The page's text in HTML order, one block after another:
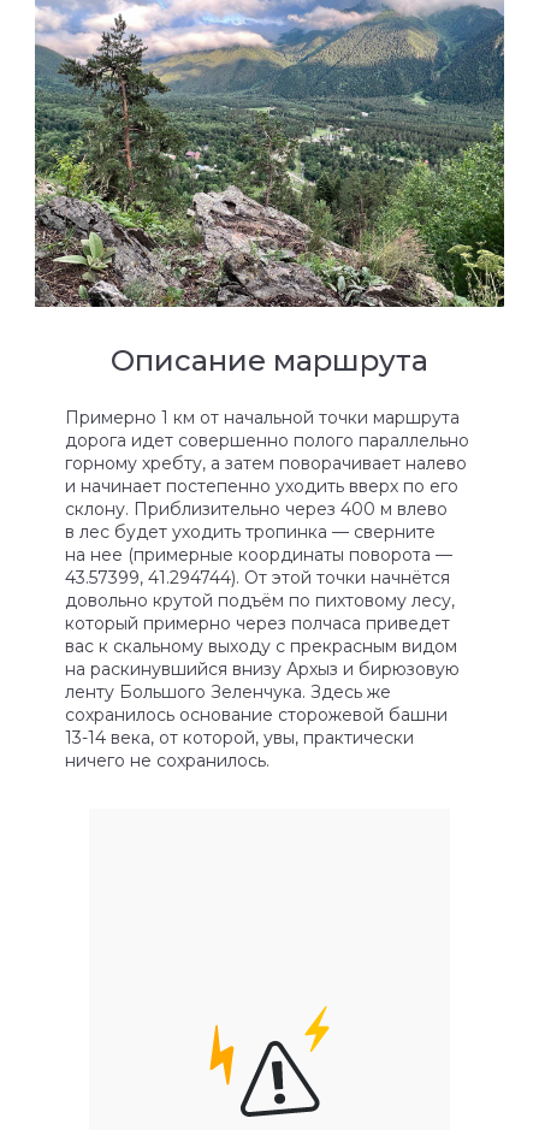
Описание маршрута
Примерно 1 км от начальной точки маршрута
дорога идет совершенно полого параллельно
горному хребту, а затем поворачивает налево
и начинает постепенно уходить вверх по его
склону. Приблизительно через 400 м влево
в лес будет уходить тропинка — сверните
на нее (примерные координаты поворота —
43.57399, 41.294744). От этой точки начнётся
довольно крутой подъём по пихтовому лесу,
который примерно через полчаса приведет
вас к скальному выходу с прекрасным видом
на раскинувшийся внизу Архыз и бирюзовую
ленту Большого Зеленчука. Здесь же
сохранилось основание сторожевой башни
13-14 века, от которой, увы, практически
ничего не сохранилось.